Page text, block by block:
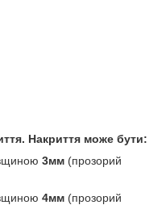
Накриття може бути:
3мм (прозорий
4мм (прозорий